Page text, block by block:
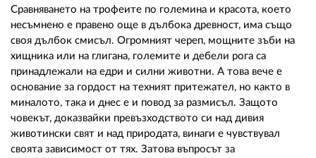
Сравняването на трофеите по големина и красота, което
несъмнено е правено още в дълбока древност, има също
своя дълбок смисъл. Огромният череп, мощните зъби на
хищника или на глигана, големите и дебели рога са
принадлежали на едри и силни животни. А това вече е
основание за гордост на техният притежател, но както в
миналото, така и днес е и повод за размисъл. Защото
човекът, доказвайки превъзходството си над дивия
животински свят и над природата, винаги е чувствувал
своята зависимост от тях. Затова въпросът за
02 975 20 35